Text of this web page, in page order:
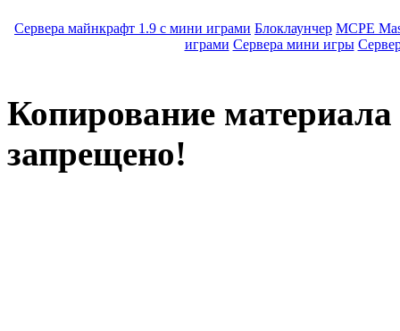
Сервера майнкрафт 1.9 с мини играми Блоклаунчер MCPE
играми Сервера мини игры
Копирование материала
запрещено!